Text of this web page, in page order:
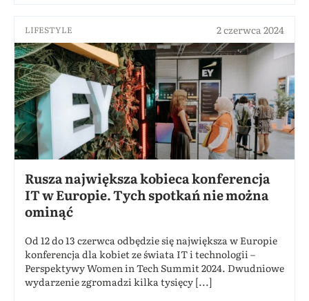
LIFESTYLE 2 czerwca 2024
Rusza największa kobieca konferencja
IT w Europie. Tych spotkań nie można
ominąć
Od 12 do 13 czerwca odbędzie się największa w Europie
konferencja dla kobiet ze świata IT i technologii –
Perspektywy Women in Tech Summit 2024. Dwudniowe
wydarzenie zgromadzi kilka tysięcy [...]